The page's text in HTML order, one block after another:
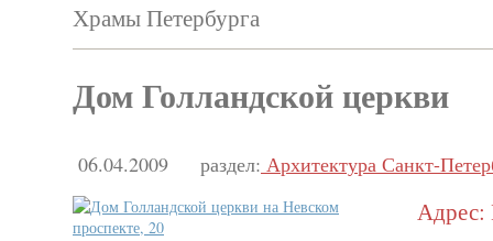
Храмы Петербурга
Дом Голландской церкви
06.04.2009 раздел: Архитектура Санкт-
Адрес: